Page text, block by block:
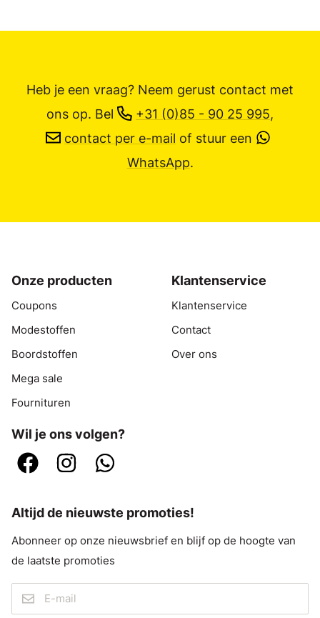
Heb je een vraag? Neem gerust contact met
ons op. Bel +31 (0)85 - 90 25 995,
contact per e-mail of stuur een
WhatsApp.
Onze producten
Coupons
Modestoffen
Boordstoffen
Mega sale
Fournituren
Klantenservice
Klantenservice
Contact
Over ons
Wil je ons volgen?
Altijd de nieuwste promoties!
Abonneer op onze nieuwsbrief en blijf op de hoogte van
de laatste promoties